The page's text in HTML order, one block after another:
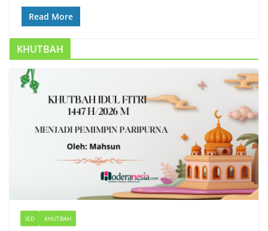
Read More
KHUTBAH
IED KHUTBAH